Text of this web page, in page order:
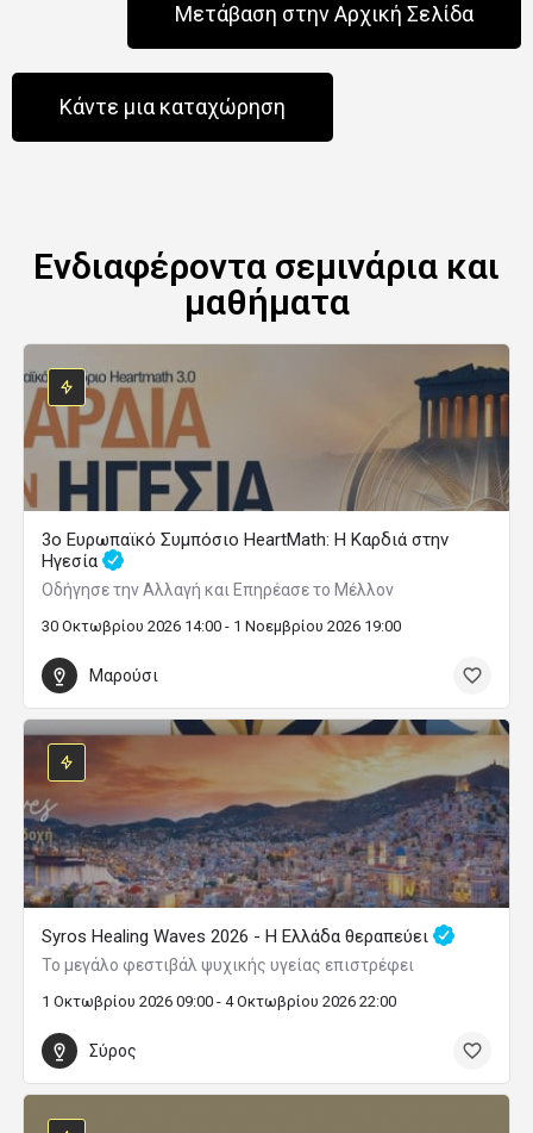
Μετάβαση στην Αρχική Σελίδα
Κάντε μια καταχώρηση
Ενδιαφέροντα σεμινάρια και
μαθήματα
3ο Ευρωπαϊκό Συμπόσιο HeartMath: Η Καρδιά στην
Ηγεσία
Οδήγησε την Αλλαγή και Επηρέασε το Μέλλον
30 Οκτωβρίου 2026 14:00 - 1 Νοεμβρίου 2026 19:00
Μαρούσι
Syros Healing Waves 2026 - Η Ελλάδα θεραπεύει
Το μεγάλο φεστιβάλ ψυχικής υγείας επιστρέφει
1 Οκτωβρίου 2026 09:00 - 4 Οκτωβρίου 2026 22:00
Σύρος